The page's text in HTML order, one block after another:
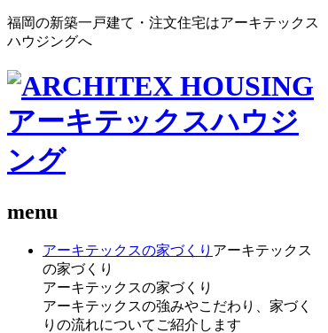
福岡の新築一戸建て・注文住宅はアーキテックス
ハウジングへ
menu
アーキテックスの家づくり アーキテックス
の家づくり
アーキテックスの家づくり
アーキテックスの強みやこだわり、家づく
りの流れについてご紹介します